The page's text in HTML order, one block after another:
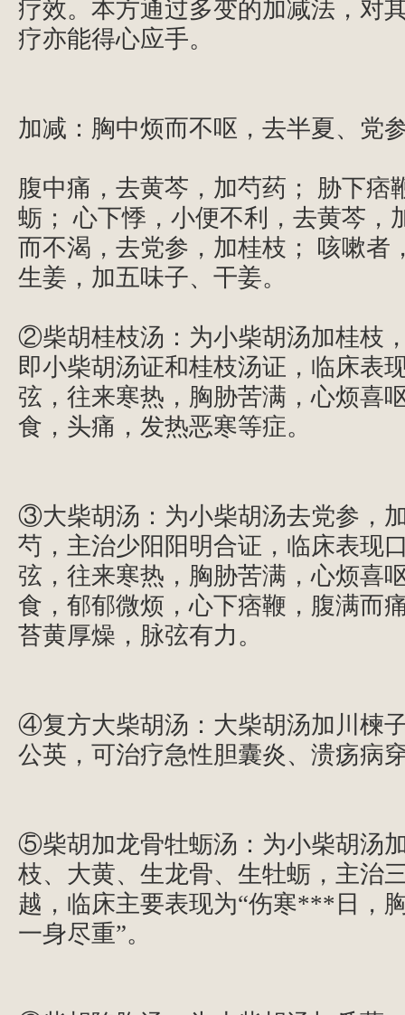
疗效。本方通过多变的加减法，对
疗亦能得心应手。
加减：胸中烦而不呕，去半夏、党
腹中痛，去黄芩，加芍药；
胁下痞
蛎；
心下悸，小便不利，去黄芩，
而不渴，去党参，加桂枝；
咳嗽者
生姜，加五味子、干姜。
②柴胡桂枝汤：为小柴胡汤加桂枝
即小柴胡汤证和桂枝汤证，临床表
弦，往来寒热，胸胁苦满，心烦喜
食，头痛，发热恶寒等症。
③大柴胡汤：为小柴胡汤去党参，
芍，主治少阳阳明合证，临床表现
弦，往来寒热，胸胁苦满，心烦喜
食，郁郁微烦，心下痞鞭，腹满而
苔黄厚燥，脉弦有力。
④复方大柴胡汤：大柴胡汤加川楝
公英，可治疗急性胆囊炎、溃疡病
⑤柴胡加龙骨牡蛎汤：为小柴胡汤
枝、大黄、生龙骨、生牡蛎，主治
越，临床主要表现为“伤寒***日，
一身尽重”。